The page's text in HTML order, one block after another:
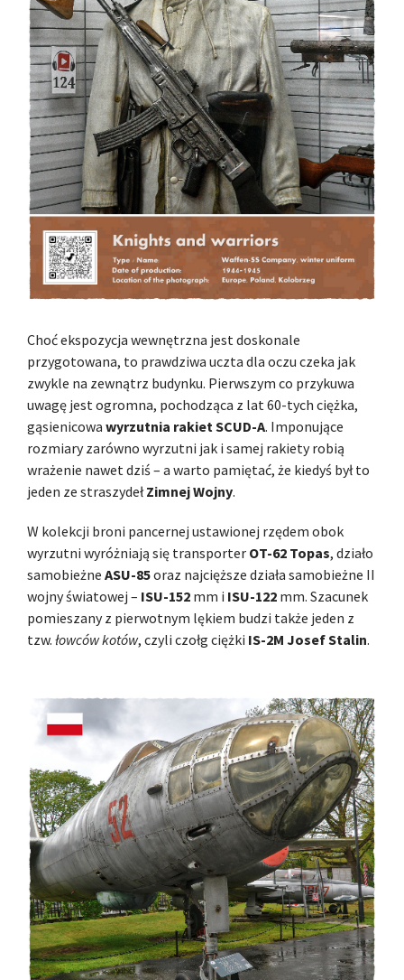
Choć ekspozycja wewnętrzna jest doskonale
przygotowana, to prawdziwa uczta dla oczu czeka jak
zwykle na zewnątrz budynku. Pierwszym co przykuwa
uwagę jest ogromna, pochodząca z lat 60-tych ciężka,
gąsienicowa wyrzutnia rakiet SCUD-A. Imponujące
rozmiary zarówno wyrzutni jak i samej rakiety robią
wrażenie nawet dziś – a warto pamiętać, że kiedyś był to
jeden ze straszydełZimnej Wojny.
W kolekcji broni pancernej ustawionej rzędem obok
wyrzutni wyróżniają się transporter OT-62 Topas, działo
samobieżne ASU-85oraz najcięższe działa samobieżne II
wojny światowej – ISU-152 mm i ISU-122 mm. Szacunek
pomieszany z pierwotnym lękiem budzi także jeden z
tzw. łowców kotów, czyli czołg ciężki IS-2M Josef Stalin.